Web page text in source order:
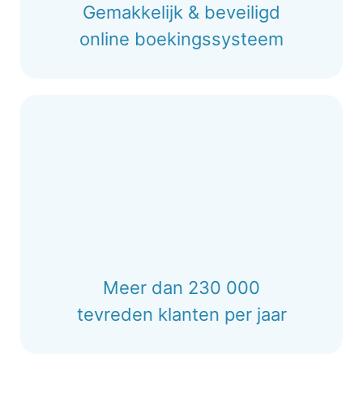
Gemakkelijk & beveiligd
online boekingssysteem
Meer dan 230 000
tevreden klanten per jaar